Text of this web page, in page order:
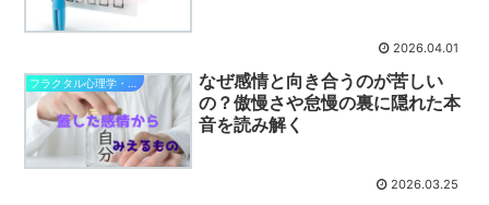
2026.04.01
なぜ感情と向き合うのが苦しい
の？傲慢さや怠慢の裏に隠れた本
音を読み解く
2026.03.25